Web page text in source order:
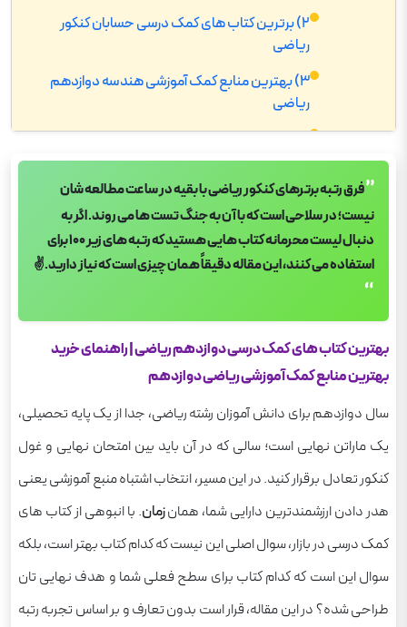
2) برترین کتاب های کمک درسی حسابان کنکور
ریاضی
3) بهترین منابع کمک آموزشی هندسه دوازدهم
ریاضی
ریاضی
6) بهترین منابع کمک درسی فارسی دوازدهم ریاضی
7) بهترین منابع کمک درسی زبان انگلیسی دوازدهم
8) بهترین منابع کمک درسی عربی دوازدهم ریاضی
9) بهترین منابع کمک درسی دین و زندگی دوازدهم
ریاضی
خرید برترین کتاب های کمک درسی دوازدهم ریاضی با
تخفیف ویژه
”فرق رتبه ‌برترهای کنکور ریاضی با بقیه در ساعت مطالعه ‌شان
نیست؛ در سلاحی است که با آن به جنگ تست‌ ها می ‌روند. اگر به
دنبال لیست محرمانه کتاب ‌هایی هستید که رتبه‌ های زیر ۱۰۰ برای
استفاده می‌ کنند، این مقاله دقیقاً همان چیزی است که نیاز دارید.✌
“
بهترین کتاب های کمک درسی دوازدهم ریاضی | راهنمای خرید
بهترین منابع کمک آموزشی ریاضی دوازدهم
سال دوازدهم برای دانش آموزان رشته ریاضی، جدا از یک پایه تحصیلی،
یک ماراتن نهایی است؛ سالی که در آن باید بین امتحان نهایی و غول
کنکور تعادل برقرار کنید. در این مسیر، انتخاب اشتباه منبع آموزشی یعنی
هدر دادن ارزشمندترین دارایی شما، همانزمان. با انبوهی از کتاب های
کمک درسی در بازار، سوال اصلی این نیست که کدام کتاب بهتر است، بلکه
سوال این است که کدام کتاب برای سطح فعلی شما و هدف نهایی تان
طراحی شده؟ در این مقاله، قرار است بدون تعارف و بر اساس تجربه رتبه